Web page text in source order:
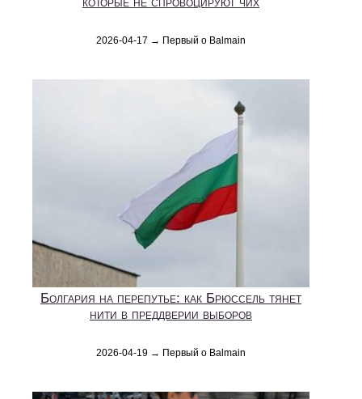
2026-04-17 → Первый о Balmain
Болгария на перепутье: как Брюссель тянет
нити в преддверии выборов
2026-04-19 → Первый о Balmain